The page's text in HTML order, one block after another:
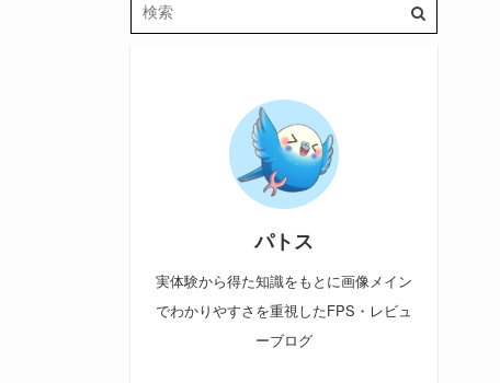
パトス
実体験から得た知識をもとに画像メイン
でわかりやすさを重視したFPS・レビュ
ーブログ